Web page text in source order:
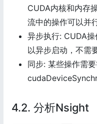
CUDA内核和内存
流中的操作可以并
异步执行: CUDA
以异步启动，不需
同步: 某些操作需
4.2. 分析Nsight